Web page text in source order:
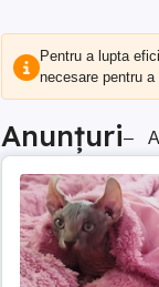
Pentru a lupta
necesare pentru
Anunțuri–